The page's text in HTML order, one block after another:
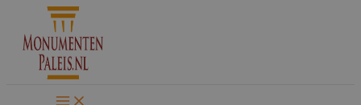
naar